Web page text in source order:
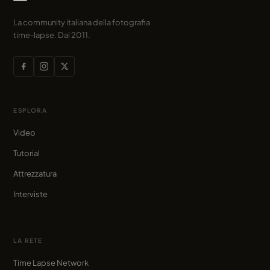
La community italiana della fotografia
time-lapse. Dal 2011.
ESPLORA
Video
Tutorial
Attrezzatura
Interviste
LA RETE
Time Lapse Network